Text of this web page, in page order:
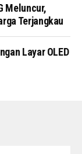
Meluncur,
Terjangkau
Layar OLED